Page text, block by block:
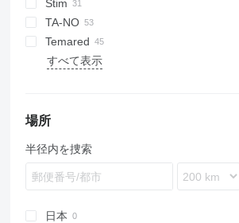
N-series
Pegasus
Stim
TA-NO
Formula
Trio
Temared
Car Flat
すべて表示
場所
半径内を捜索
日本